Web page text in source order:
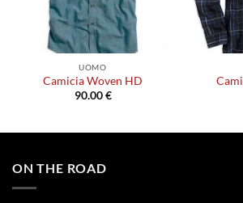
UOMO
Camicia Woven HD
90.00€
varianti.
ON THE ROAD